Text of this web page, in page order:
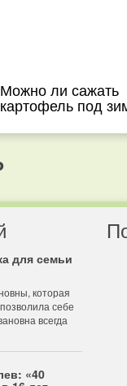
Можно ли сажать
картофель под
для семьи
которая
себе
всегда
«40